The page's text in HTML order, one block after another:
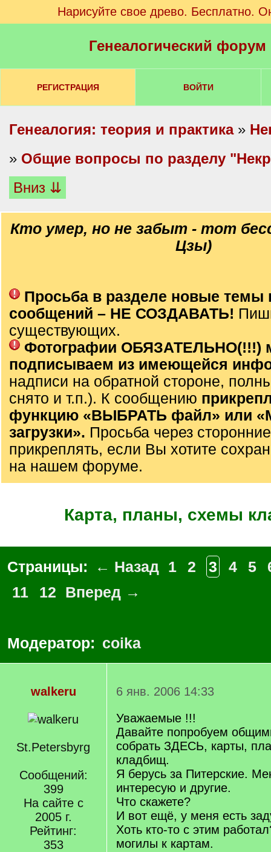
Нарисуйте свое древо. Бесплатно.
Генеалогический
РЕГИСТРАЦИЯ ВОЙТИ
Генеалогия: теория и практика»
» Общие вопросы по разделу
Вниз ⇊
Кто умер, но не забыт - тот
Цзы)
Просьба в разделе новые темы
сообщений – НЕ СОЗДАВАТЬ!
существующих.
Фотографии ОБЯЗАТЕЛЬНО(!!!)
подписываем из имеющейся
надписи на обратной стороне,
снято и т.п.). К сообщению
функцию «ВЫБРАТЬ файл» или
загрузки». Просьба через
прикреплять, если Вы хотите
на нашем форуме.
Карта, планы, схемы
Страницы: ← Назад 1 2 3 4 5
11
12 Вперед →
Модератор: coika
walkeru
St.Petersbyrg
Сообщений:
399
На сайте с
2005 г.
Рейтинг:
353
6 янв. 2006 14:33
Уважаемые !!!
Давайте попробуем
собрать ЗДЕСЬ, карты,
кладбищ.
Я берусь за Питерские.
интересую и другие.
Что скажете?
И вот ещё, у меня есть
Хоть кто-то с этим
могилы к картам.